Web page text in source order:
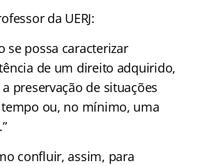
da UERJ:
se possa caracterizar
de um direito adquirido,
preservação de situações
ou, no mínimo, uma
confluir, assim, para